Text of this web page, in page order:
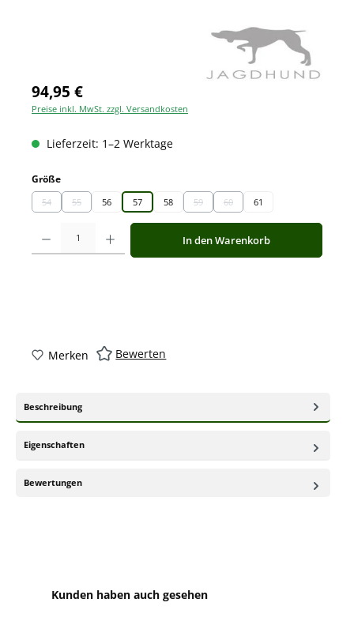
94,95 €
Preise inkl. MwSt. zzgl. Versandkosten
Lieferzeit: 1–2 Werktage
Größeauswählen
54
(Diese Option ist zurzeit nicht verfügbar.)
55
(Diese Option ist zurzeit nicht verfügbar.)
56 57 58 59
(Diese Option ist zurzeit nicht verfügbar.)
60
(Diese Option ist zurzeit nicht
61
Produkt Anzahl: Gib den gewünschten Wert ein oder benutze die
In den Warenkorb
Merken Bewerten
Beschreibung
Eigenschaften
Bewertungen
Produktgalerie überspringen
Kunden haben auch gesehen